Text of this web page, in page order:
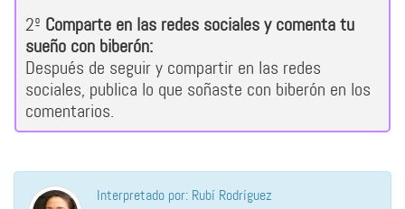
2º Comparte en las redes sociales y comenta tu
sueño con biberón:
Después de seguir y compartir en las redes
sociales, publica lo que soñaste con biberón en los
comentarios.
Interpretado por: Rubí Rodríguez